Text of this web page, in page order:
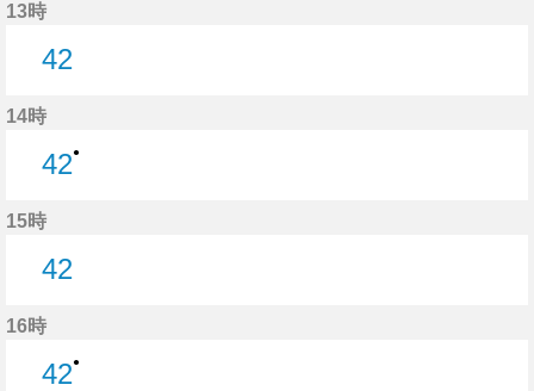
13時
42
14時
42●
15時
42
16時
42●